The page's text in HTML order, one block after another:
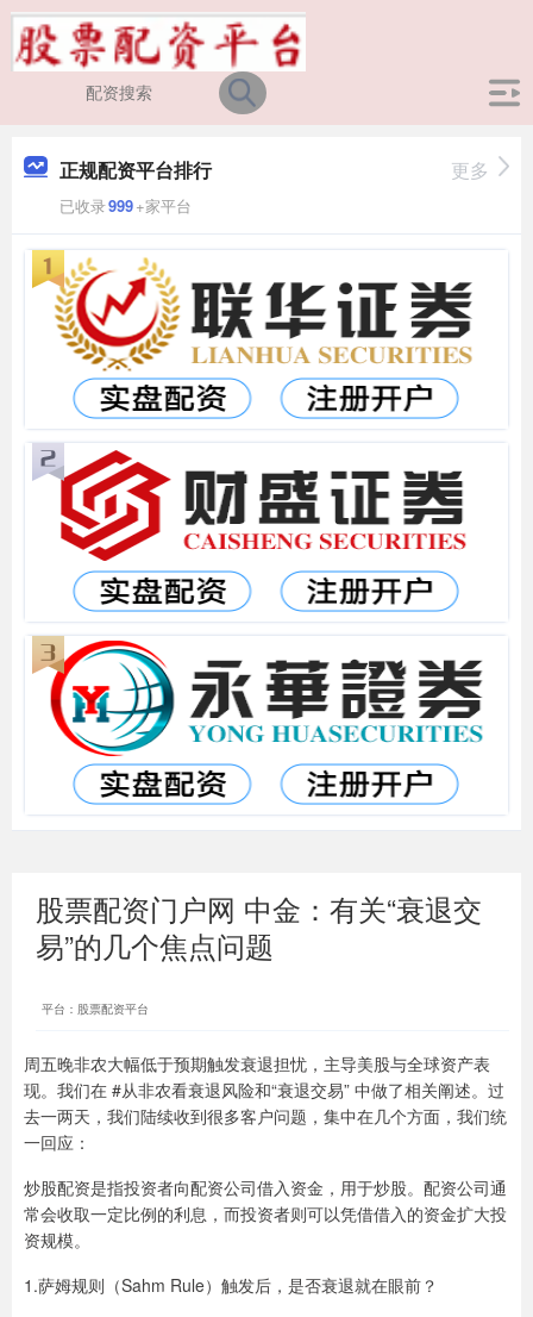
正规配资平台排行
已收录999+家平台
更多
股票配资门户网 中金：有关“衰退交
易”的几个焦点问题
平台：股票配资平台
周五晚非农大幅低于预期触发衰退担忧，主导美股与全球资产表
现。我们在 #从非农看衰退风险和“衰退交易” 中做了相关阐述。过
去一两天，我们陆续收到很多客户问题，集中在几个方面，我们统
一回应：
炒股配资是指投资者向配资公司借入资金，用于炒股。配资公司通
常会收取一定比例的利息，而投资者则可以凭借借入的资金扩大投
资规模。
1️.萨姆规则（Sahm Rule）触发后，是否衰退就在眼前？